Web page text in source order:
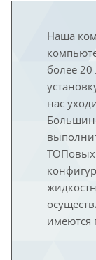
Наша
более 20
нас
ТОПовых
имеются